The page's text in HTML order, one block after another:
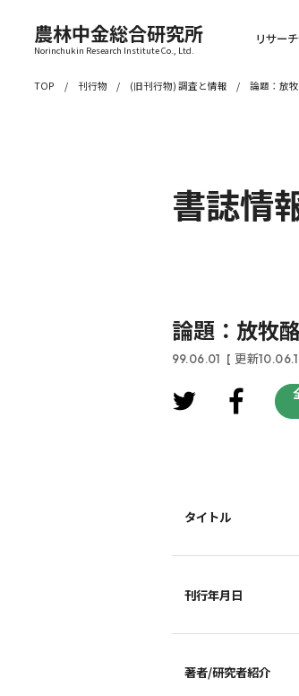
農林中金総合研究所
Norinchukin Research Institute Co., Ltd.
リサー
TOP 刊行物 (旧刊行物) 調査と情報 論題：放
書誌情
論題：放牧
99.06.01 [ 更新
タイトル
刊行年月日
著者/研究者紹介